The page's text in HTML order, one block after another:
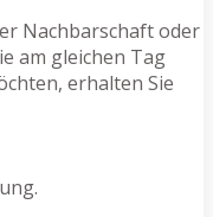
Nachbarschaft oder
am gleichen Tag
erhalten Sie